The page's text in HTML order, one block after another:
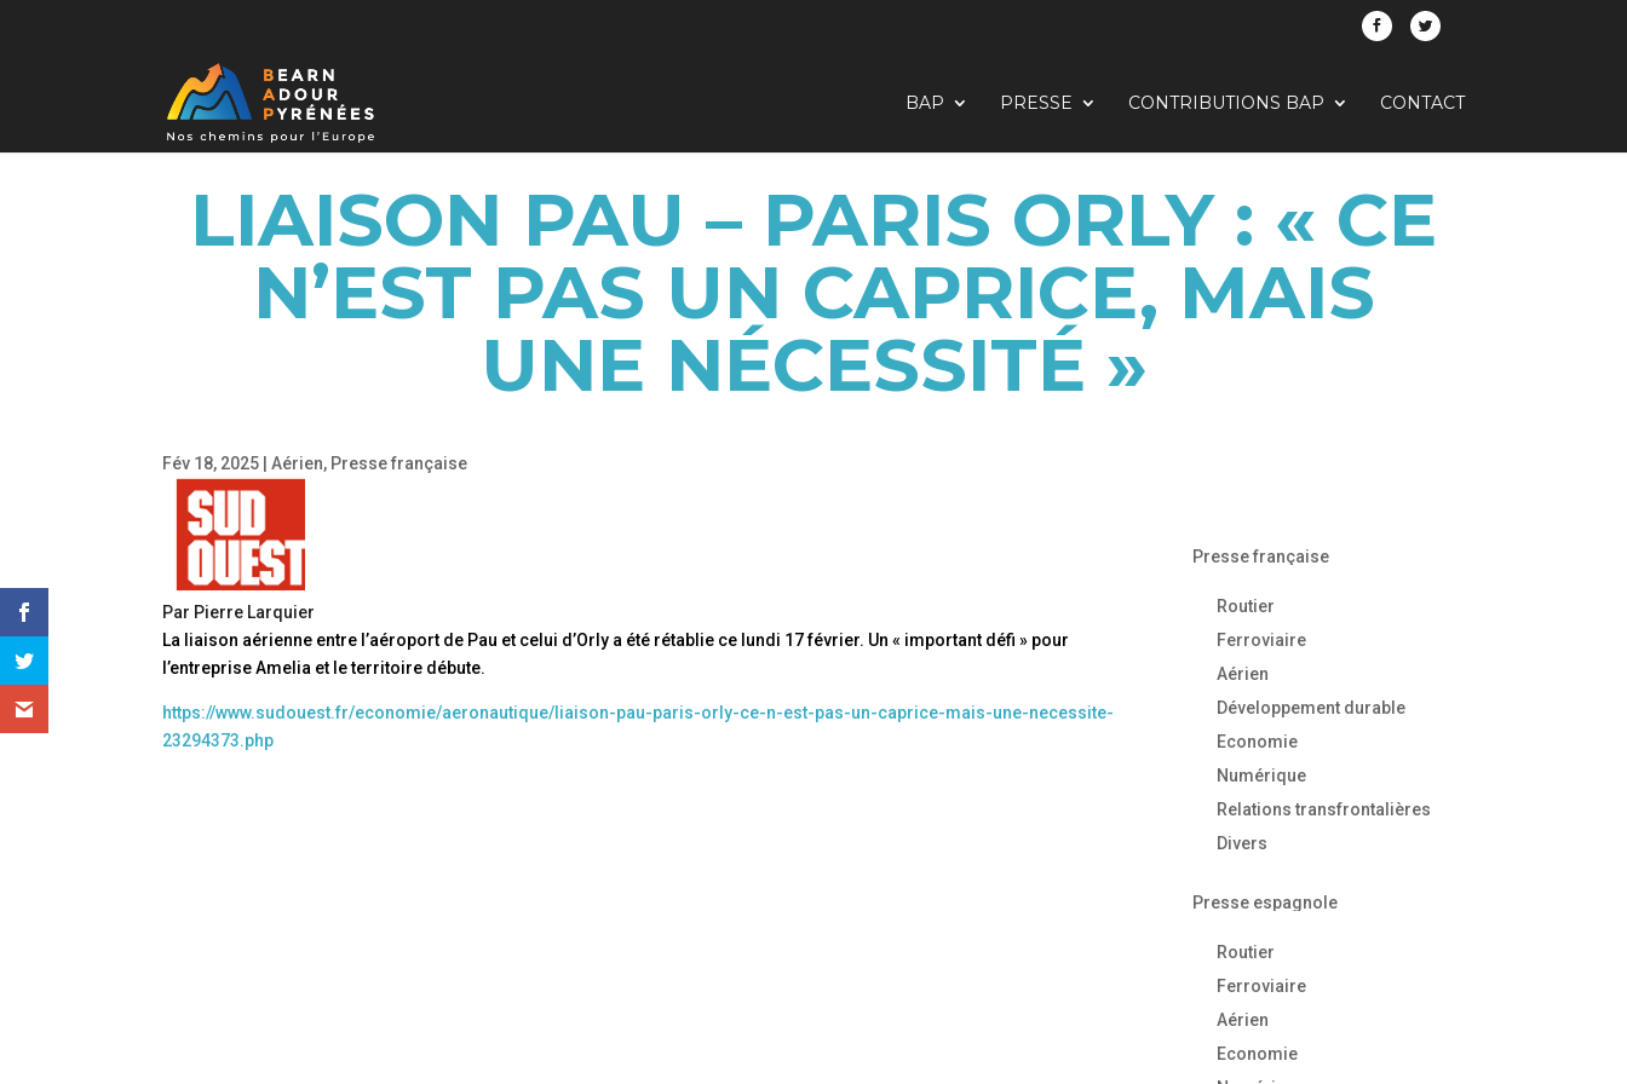
BAP PRESSE CONTRIBUTIONS BAP CONTACT
LIAISON PAU – PARIS ORLY : « CE
N’EST PAS UN CAPRICE, MAIS
UNE NÉCESSITÉ »
Fév 18, 2025 |Aérien, Presse française
Par Pierre Larquier
La liaison aérienne entre l’aéroport de Pau et celui d’Orly a été rétablie ce lundi 17 février. Un « important défi » pour
l’entreprise Amelia et le territoire débute.
https://www.sudouest.fr/economie/aeronautique/liaison-pau-paris-orly-ce-n-est-pas-un-caprice-mais-une-necessite-
23294373.php
Presse française
Routier
Ferroviaire
Aérien
Développement durable
Economie
Numérique
Relations transfrontalières
Divers
Presse espagnole
Routier
Ferroviaire
Aérien
Economie